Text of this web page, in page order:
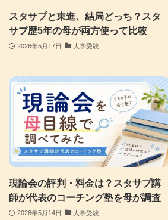
スタサプと東進、結局どっち？スタ
サプ歴5年の母が両方使って比較
2026年5月17日 大学受験
現論会の評判・料金は？スタサプ講
師が代表のコーチング塾を母が調査
2026年5月14日 大学受験